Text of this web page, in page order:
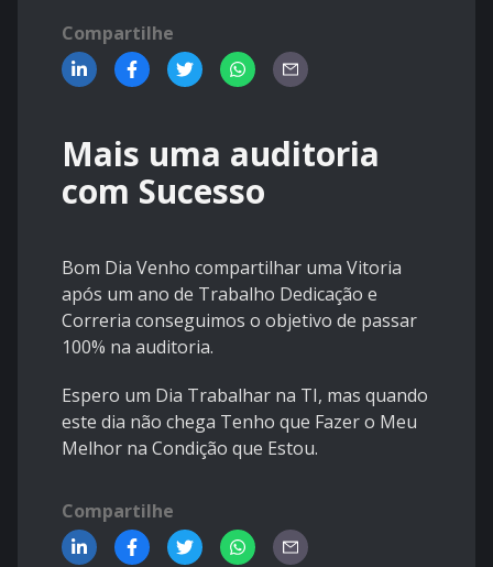
Compartilhe
Mais uma auditoria
com Sucesso
Bom Dia Venho compartilhar uma Vitoria
após um ano de Trabalho Dedicação e
Correria conseguimos o objetivo de passar
100% na auditoria.
Espero um Dia Trabalhar na TI, mas quando
este dia não chega Tenho que Fazer o Meu
Melhor na Condição que Estou.
Compartilhe